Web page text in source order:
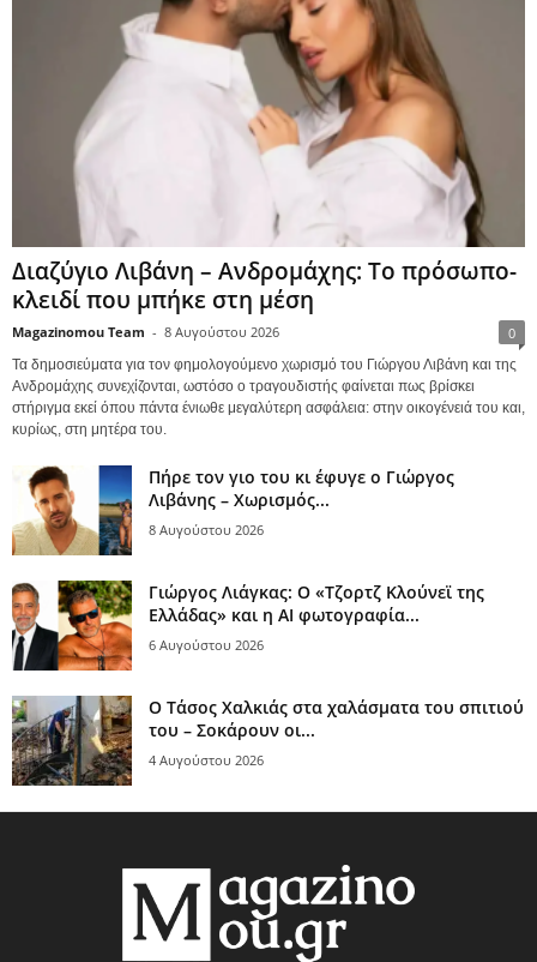
Διαζύγιο Λιβάνη – Ανδρομάχης: Το πρόσωπο-
κλειδί που μπήκε στη μέση
Magazinomou Team - 8 Αυγούστου 2026 0
Τα δημοσιεύματα για τον φημολογούμενο χωρισμό του Γιώργου Λιβάνη και της
Ανδρομάχης συνεχίζονται, ωστόσο ο τραγουδιστής φαίνεται πως βρίσκει
στήριγμα εκεί όπου πάντα ένιωθε μεγαλύτερη ασφάλεια: στην οικογένειά του και,
κυρίως, στη μητέρα του.
Πήρε τον γιο του κι έφυγε ο Γιώργος
Λιβάνης – Χωρισμός...
8 Αυγούστου 2026
Γιώργος Λιάγκας: Ο «Τζορτζ Κλούνεϊ της
Ελλάδας» και η AI φωτογραφία...
6 Αυγούστου 2026
Ο Τάσος Χαλκιάς στα χαλάσματα του σπιτιού
του – Σοκάρουν οι...
4 Αυγούστου 2026